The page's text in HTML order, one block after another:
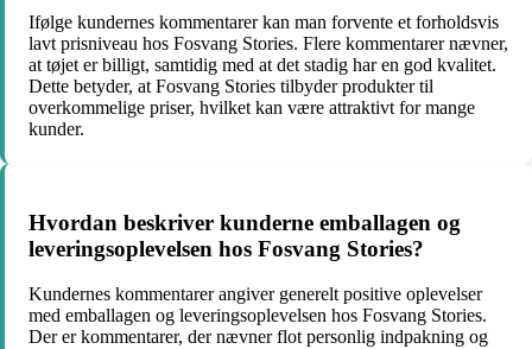
Ifølge kundernes kommentarer kan man forvente et forholdsvis
lavt prisniveau hos Fosvang Stories. Flere kommentarer nævner,
at tøjet er billigt, samtidig med at det stadig har en god kvalitet.
Dette betyder, at Fosvang Stories tilbyder produkter til
overkommelige priser, hvilket kan være attraktivt for mange
kunder.
Hvordan beskriver kunderne emballagen og
leveringsoplevelsen hos Fosvang Stories?
Kundernes kommentarer angiver generelt positive oplevelser
med emballagen og leveringsoplevelsen hos Fosvang Stories.
Der er kommentarer, der nævner flot personlig indpakning og